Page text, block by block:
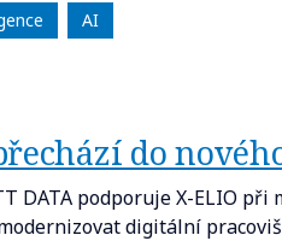
AI
do
DATA podporuje X-ELIO
digitální